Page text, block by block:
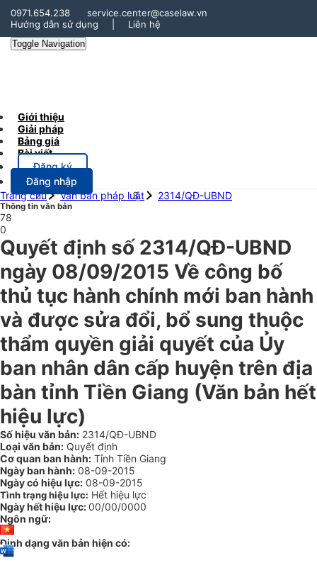
0971.654.238
service.center@caselaw.vn
Hướng dẫn sử dụng
Liên hệ
Toggle Navigation
Giới thiệu
Giải pháp
Bảng giá
Bài viết
Đăng ký
Đăng nhập
Trang chủ
Văn bản pháp luật 2314/QĐ-UBND
Thông tin văn bản
78
0
Quyết định số 2314/QĐ-UBND
ngày 08/09/2015 Về công bố
thủ tục hành chính mới ban hành
và được sửa đổi, bổ sung thuộc
thẩm quyền giải quyết của Ủy
ban nhân dân cấp huyện trên địa
bàn tỉnh Tiền Giang (Văn bản hết
hiệu lực)
Số hiệu văn bản: 2314/QĐ-UBND
Loại văn bản: Quyết định
Cơ quan ban hành: Tỉnh Tiền Giang
Ngày ban hành: 08-09-2015
Ngày có hiệu lực: 08-09-2015
Tình trạng hiệu lực: Hết hiệu lực
Ngày hết hiệu lực:00/00/0000
Ngôn ngữ:
Định dạng văn bản hiện có: